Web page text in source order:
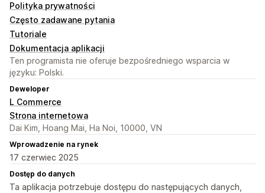
Polityka prywatności
Często zadawane pytania
Tutoriale
Dokumentacja aplikacji
Ten programista nie oferuje bezpośredniego wsparcia w
języku: Polski.
Deweloper
L Commerce
Strona internetowa
Dai Kim, Hoang Mai, Ha Noi, 10000, VN
Wprowadzenie na rynek
17 czerwiec 2025
Dostęp do danych
Ta aplikacja potrzebuje dostępu do następujących danych,